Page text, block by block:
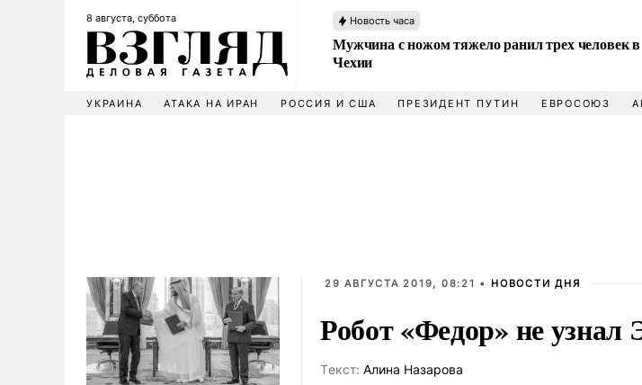
8 августа, суббота Новость часа
Мужчина с ножом тяжело ранил трех человек в
Чехии
УКРАИНА АТАКА НА ИРАН РОССИЯ И США ПРЕЗИДЕНТ ПУТИН ЕВРОСОЮЗ
29 АВГУСТА 2019, 08:21 • НОВОСТИ ДНЯ
Робот «Федор» не узнал
Tекст: Алина Назарова